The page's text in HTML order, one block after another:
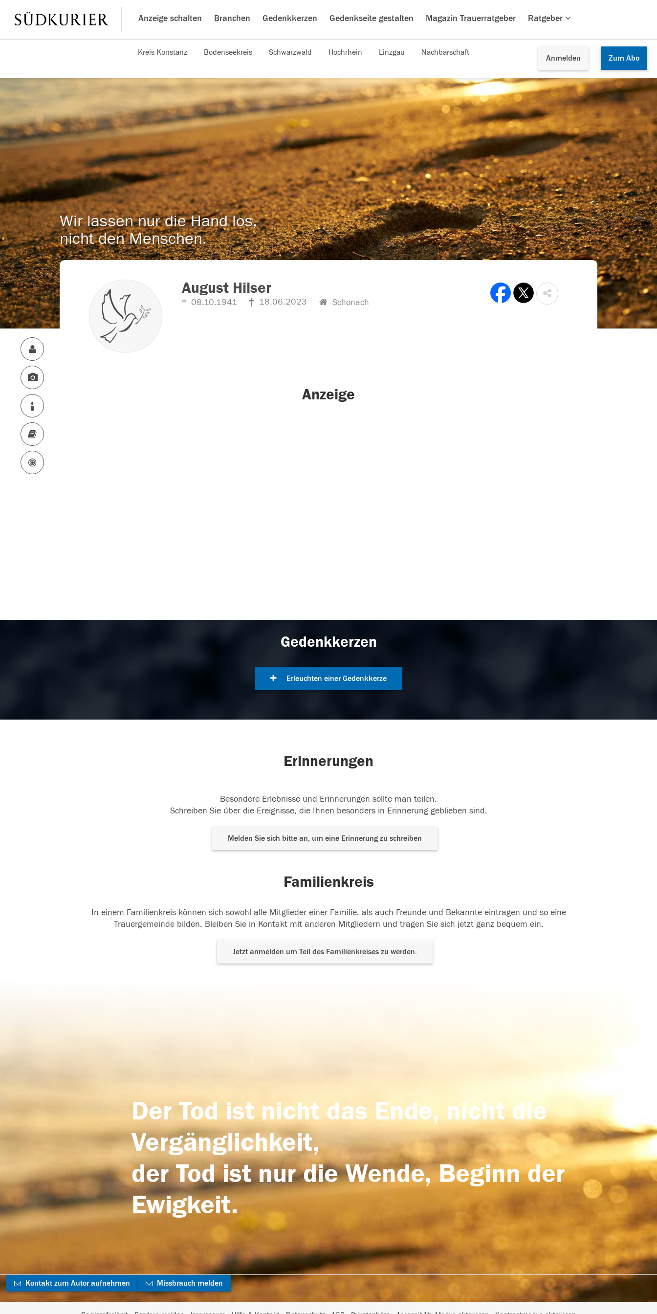
Anzeige schalten Branchen Gedenkkerzen Gedenkseite gestalten Magazin Trauerratgeber Ratgeber
Anmelden Zum Abo
Kreis Konstanz Bodenseekreis Schwarzwald Hochrhein Linzgau Nachbarschaft
Wir lassen nur die Hand los,
nicht den Menschen.
August Hilser
08.10.1941 18.06.2023 Schonach
Anzeige
Gedenkkerzen
Erleuchten einer Gedenkkerze
Erinnerungen
Besondere Erlebnisse und Erinnerungen sollte man teilen.
Schreiben Sie über die Ereignisse, die Ihnen besonders in Erinnerung geblieben sind.
Melden Sie sich bitte an, um eine Erinnerung zu schreiben
Familienkreis
In einem Familienkreis können sich sowohl alle Mitglieder einer Familie, als auch Freunde und Bekannte eintragen und so eine
Trauergemeinde bilden. Bleiben Sie in Kontakt mit anderen Mitgliedern und tragen Sie sich jetzt ganz bequem ein.
Jetzt anmelden um Teil des Familienkreises zu werden.
Der Tod ist nicht das Ende, nicht die
Vergänglichkeit,
der Tod ist nur die Wende, Beginn der
Ewigkeit.
Kontakt zum Autor aufnehmen Missbrauch melden